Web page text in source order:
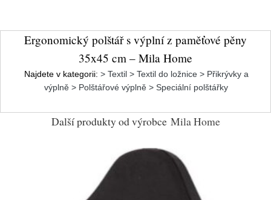
Ergonomický polštář s výplní z paměťové pěny
35x45 cm – Mila Home
Najdete v kategorii: > Textil > Textil do ložnice > Přikrývky a
výplně > Polštářové výplně > Speciální polštářky
Další produkty od výrobce Mila Home